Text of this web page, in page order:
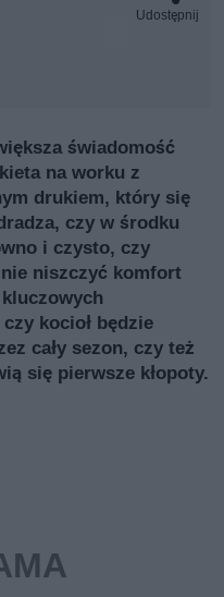
Udostępnij
świadomość
na worku z
drukiem, który się
czy w środku
i czysto, czy
niszczyć komfort
kocioł będzie
cały sezon, czy też
się pierwsze kłopoty.